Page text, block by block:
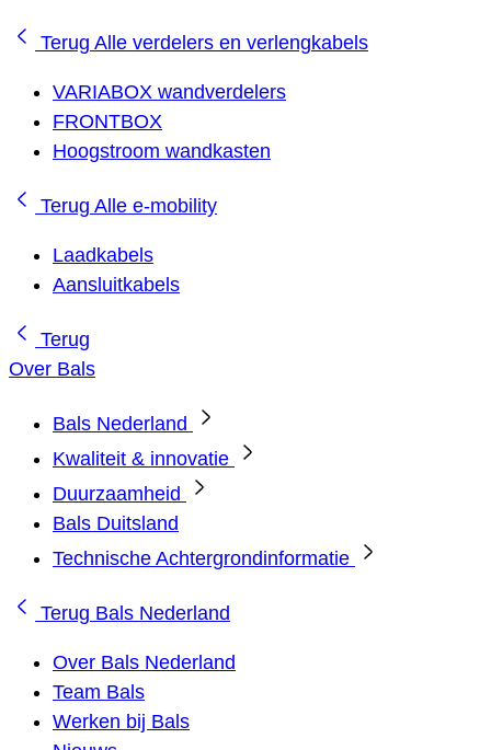
Terug Alle verdelers en verlengkabels
VARIABOX wandverdelers
FRONTBOX
Hoogstroom wandkasten
Terug Alle e-mobility
Laadkabels
Aansluitkabels
Terug
Over Bals
Bals Nederland
Kwaliteit & innovatie
Duurzaamheid
Bals Duitsland
Technische Achtergrondinformatie
Terug Bals Nederland
Over Bals Nederland
Team Bals
Werken bij Bals